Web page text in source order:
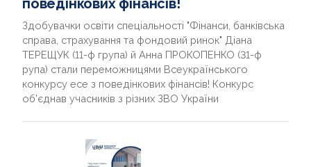
поведінкових фінансів!
Здобувачки освіти спеціальності "Фінанси, банківська
справа, страхування та фондовий ринок" Діана
ТЕРЕЩУК (11-ф група) й Анна ПРОКОПЕНКО (31-ф
рупа) стали переможницями Всеукраїнського
конкурсу есе з поведінкових фінансів! Конкурс
об'єднав учасників з різних ЗВО України